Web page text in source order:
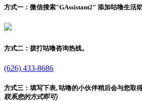
方式一： 微信搜索"GAssistant2" 添加咕噜生活助
方式二： 拨打咕噜咨询热线。
(626) 433-8686
方式三： 填写下表, 咕噜的小伙伴稍后会与您取
联系您的方式即可)